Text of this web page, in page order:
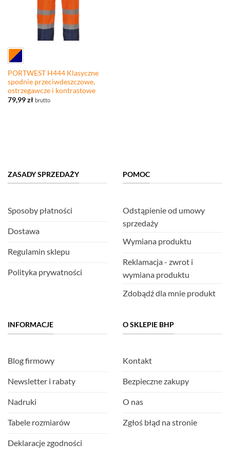
PORTWEST H444 Klasyczne
spodnie przeciwdeszczowe,
ostrzegawcze i kontrastowe
79,99zł brutto
ZASADY SPRZEDAŻY
Sposoby płatności
Dostawa
Regulamin sklepu
Polityka prywatności
POMOC
Odstąpienie od umowy
sprzedaży
Wymiana produktu
Reklamacja - zwrot i
wymiana produktu
Zdobądź dla mnie produkt
INFORMACJE
Blog firmowy
Newsletter i rabaty
Nadruki
Tabele rozmiarów
Deklaracje zgodności
O SKLEPIE BHP
Kontakt
Bezpieczne zakupy
O nas
Zgłoś błąd na stronie